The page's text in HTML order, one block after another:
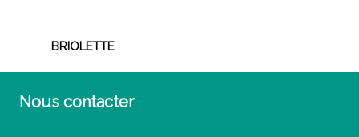
BRIOLETTE
Nous contacter